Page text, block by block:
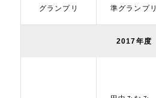
グランプリ 準グランプリ
2017年度